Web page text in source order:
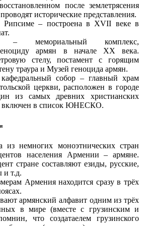
после землетрясения
исторические представления.
Рипсиме – построена в XVII веке в
– мемориальный комплекс,
армян в начале ХХ века.
стелу, постамент с горящим
траура и Музей геноцида армян.
собор – главный храм
церкви, расположен в городе
из самых древних христианских
включен в список ЮНЕСКО.
немногих моноэтнических стран
населения Армении – армяне.
стране составляют езиды, русские,
и т.д.
Армения находится сразу в трёх
армянский алфавит одним из трёх
в мире (вместе с грузинским и
что создатаелем грузинского